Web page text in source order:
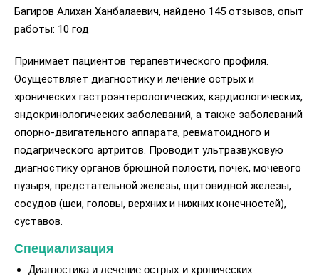
Багиров Алихан Ханбалаевич, найдено 145 отзывов, опыт
работы: 10 год
Принимает пациентов терапевтического профиля.
Осуществляет диагностику и лечение острых и
хронических гастроэнтерологических, кардиологических,
эндокринологических заболеваний, а также заболеваний
опорно-двигательного аппарата, ревматоидного и
подагрического артритов. Проводит ультразвуковую
диагностику органов брюшной полости, почек, мочевого
пузыря, предстательной железы, щитовидной железы,
сосудов (шеи, головы, верхних и нижних конечностей),
суставов.
Специализация
Диагностика и лечение острых и хронических